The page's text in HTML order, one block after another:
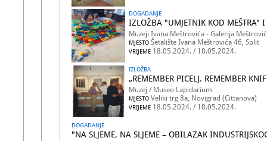
DOGADANJE
IZLOŽBA "UMJETNIK KOD MEŠTRA"
Muzeji Ivana Meštrovića - Galerija Meštrović
MJESTO Šetalište Ivana Meštrovića 46, Split
VRIJEME 18.05.2024. / 18.05.2024.
IZLOŽBA
„REMEMBER PICELJ. REMEMBER
Muzej / Museo Lapidarium
MJESTO Veliki trg 8a, Novigrad (Cittanova)
VRIJEME 18.05.2024. / 18.05.2024.
DOGADANJE
"NA SLJEME, NA SLJEME – OBILAZAK